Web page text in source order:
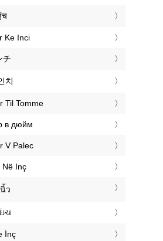
Ke Inci
チ
치
Til Tomme
в дюйм
V Palec
Në Inç
ว
İnç